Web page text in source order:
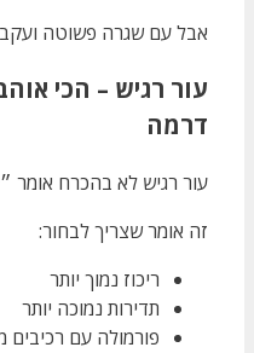
אבל עם שגרה פשוטה
עור רגיש – הכי
דרמה
עור רגיש לא בהכרח אומר
זה אומר שצריך לבחור:
ריכוז נמוך יותר
תדירות נמוכה יותר
פורמולה עם רכיבים